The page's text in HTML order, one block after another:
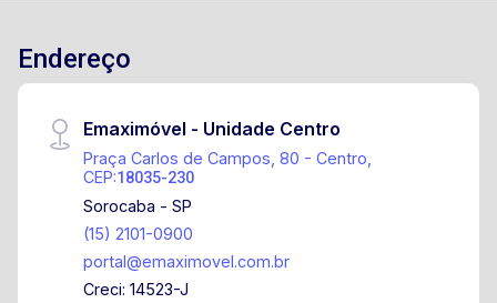
Endereço
Emaximóvel - Unidade Centro
Praça Carlos de Campos, 80 - Centro,
CEP:18035-230
Sorocaba - SP
(15) 2101-0900
portal@emaximovel.com.br
Creci: 14523-J